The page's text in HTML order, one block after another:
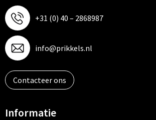
+31 (0) 40 – 2868987
info@prikkels.nl
Contacteer ons
Informatie